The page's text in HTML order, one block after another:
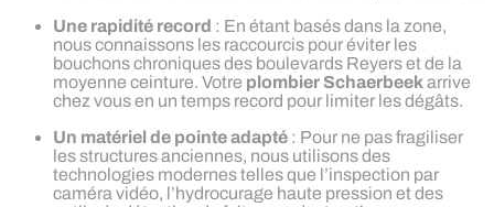
Une rapidité record : En étant basés dans la zone,
nous connaissons les raccourcis pour éviter les
bouchons chroniques des boulevards Reyers et de la
moyenne ceinture. Votre plombier Schaerbeekarrive
chez vous en un temps record pour limiter les dégâts.
Un matériel de pointe adapté : Pour ne pas fragiliser
les structures anciennes, nous utilisons des
technologies modernes telles que l’inspection par
caméra vidéo, l’hydrocurage haute pression et des